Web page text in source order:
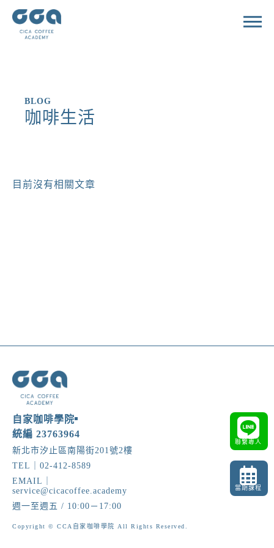
BLOG
咖啡生活
目前沒有相關文章
自家咖啡學院
統編 23763964
新北市汐止區南陽街201號2樓
TEL｜02-412-8589
EMAIL｜
service@cicacoffee.academy
週一至週五 / 10:00－17:00
Copyright © CCA自家咖啡學院 All Rights Reserved.
當期課程
聯繫專人